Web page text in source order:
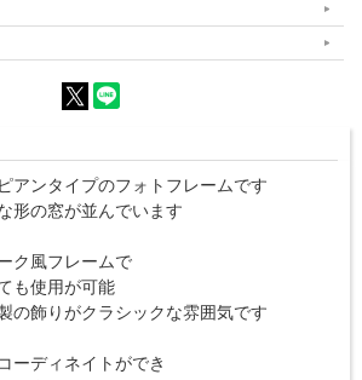
アンタイプのフォトフレームです
形の窓が並んでいます
ク風フレームで
も使用が可能
の飾りがクラシックな雰囲気です
ーディネイトができ